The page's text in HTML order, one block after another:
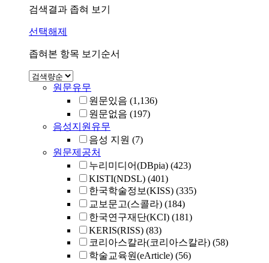
검색결과 좁혀 보기
선택해제
좁혀본 항목 보기순서
원문유무
원문있음 (1,136)
원문없음 (197)
음성지원유무
음성 지원 (7)
원문제공처
누리미디어(DBpia) (423)
KISTI(NDSL) (401)
한국학술정보(KISS) (335)
교보문고(스콜라) (184)
한국연구재단(KCI) (181)
KERIS(RISS) (83)
코리아스칼라(코리아스칼라) (58)
학술교육원(eArticle) (56)